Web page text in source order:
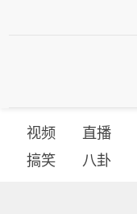
视频 直播
搞笑
八卦